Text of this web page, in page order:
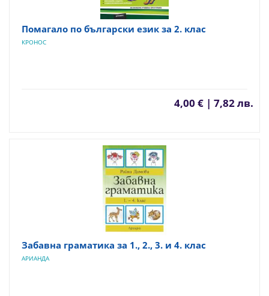
Помагало по български език за 2. клас
КРОНОС
4,00 € | 7,82 лв.
Забавна граматика за 1., 2., 3. и 4. клас
АРИАНДА